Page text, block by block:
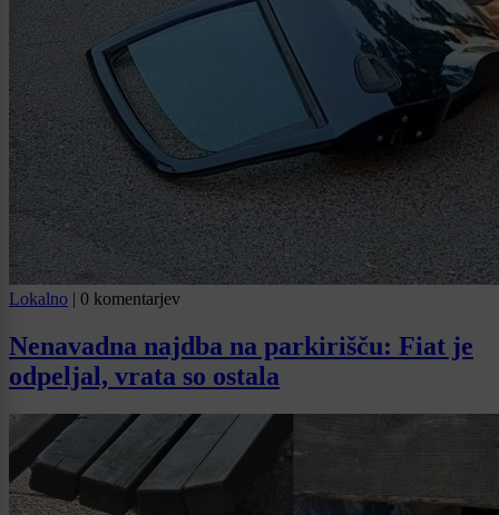
Lokalno | 0 komentarjev
Nenavadna najdba na parkirišču: Fiat je
odpeljal, vrata so ostala